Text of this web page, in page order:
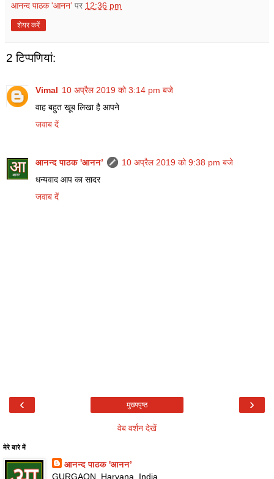
आनन्द पाठक 'आनन’ पर 12:36 pm
शेयर करें
2 टिप्‍पणियां:
Vimal 10 अप्रैल 2019 को 3:14 pm बजे
वाह बहुत खूब लिखा है आपने
जवाब दें
आनन्द पाठक 'आनन’
10 अप्रैल 2019 को 9:38 pm बजे
धन्यवाद आप का सादर
जवाब दें
‹ ›
मुख्यपृष्ठ
वेब वर्शन देखें
मेरे बारे में
आनन्द पाठक 'आनन’
GURGAON, Haryana, India